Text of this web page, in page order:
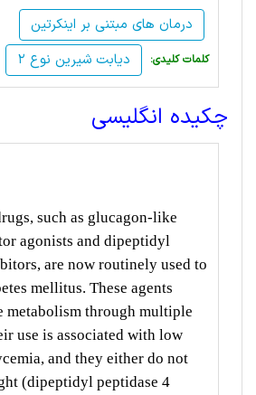
درمان های مبتنی بر اینکرتین
دیابت شیرین نوع 2
:کلمات کلیدی
چکیده انگلیسی
such as glucagon-like
agonists and dipeptidyl
are now routinely used to
mellitus. These agents
metabolism through multiple
use is associated with low
and they either do not
(dipeptidyl peptidase 4